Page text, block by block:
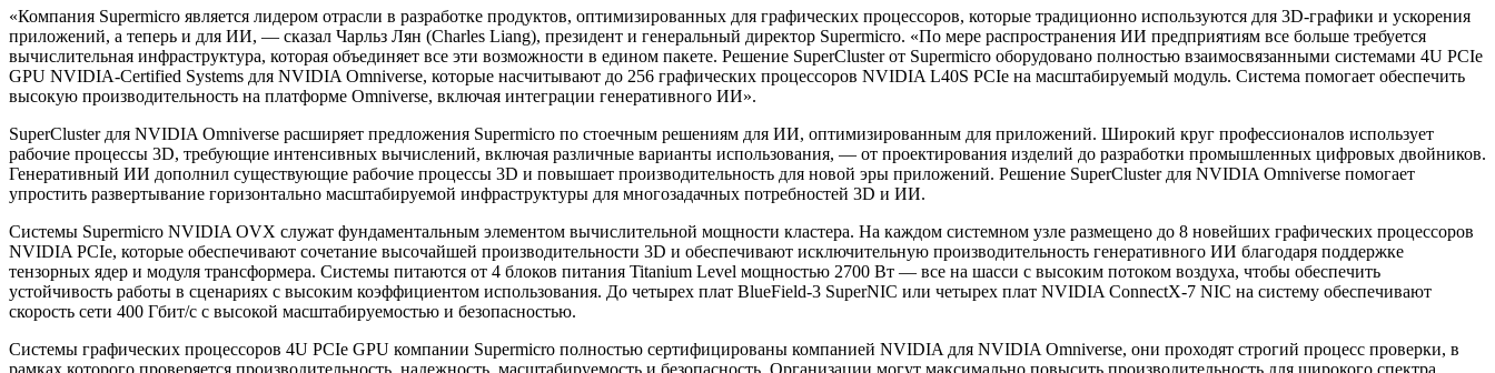
«Компания Supermicro является лидером отрасли в разработке продуктов, оптимизированных для графических процессоров, которые традиционно используются для 3D-графики и ускорения
приложений, а теперь и для ИИ, — сказал Чарльз Лян (Charles Liang), президент и генеральный директор Supermicro. «По мере распространения ИИ предприятиям все больше требуется
вычислительная инфраструктура, которая объединяет все эти возможности в едином пакете. Решение SuperCluster от Supermicro оборудовано полностью взаимосвязанными системами 4U PCIe
GPU NVIDIA-Certified Systems для NVIDIA Omniverse, которые насчитывают до 256 графических процессоров NVIDIA L40S PCIe на масштабируемый модуль. Система помогает обеспечить
высокую производительность на платформе Omniverse, включая интеграции генеративного ИИ».
SuperCluster для NVIDIA Omniverse расширяет предложения Supermicro по стоечным решениям для ИИ, оптимизированным для приложений. Широкий круг профессионалов использует
рабочие процессы 3D, требующие интенсивных вычислений, включая различные варианты использования, — от проектирования изделий до разработки промышленных цифровых двойников.
Генеративный ИИ дополнил существующие рабочие процессы 3D и повышает производительность для новой эры приложений. Решение SuperCluster для NVIDIA Omniverse помогает
упростить развертывание горизонтально масштабируемой инфраструктуры для многозадачных потребностей 3D и ИИ.
Системы Supermicro NVIDIA OVX служат фундаментальным элементом вычислительной мощности кластера. На каждом системном узле размещено до 8 новейших графических процессоров
NVIDIA PCIe, которые обеспечивают сочетание высочайшей производительности 3D и обеспечивают исключительную производительность генеративного ИИ благодаря поддержке
тензорных ядер и модуля трансформера. Системы питаются от 4 блоков питания Titanium Level мощностью 2700 Вт — все на шасси с высоким потоком воздуха, чтобы обеспечить
устойчивость работы в сценариях с высоким коэффициентом использования. До четырех плат BlueField-3 SuperNIC или четырех плат NVIDIA ConnectX-7 NIC на систему обеспечивают
скорость сети 400 Гбит/с с высокой масштабируемостью и безопасностью.
Системы графических процессоров 4U PCIe GPU компании Supermicro полностью сертифицированы компанией NVIDIA для NVIDIA Omniverse, они проходят строгий процесс проверки, в